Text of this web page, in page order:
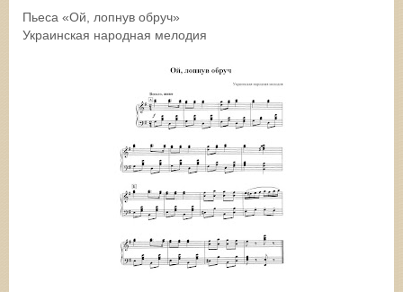
Пьеса «Ой, лопнув обруч»
Украинская народная мелодия